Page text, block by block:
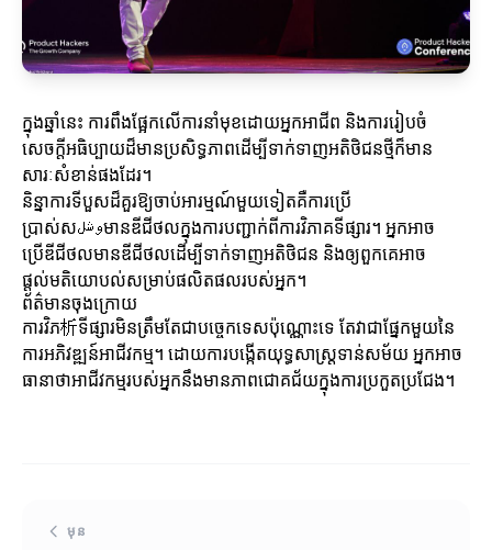
ក្នុងឆ្នាំនេះ ការពឹងផ្អែកលើការនាំមុខដោយអ្នកអាជីព និងការរៀបចំ
សេចក្តីអធិប្បាយដ៏មានប្រសិទ្ធភាពដើម្បីទាក់ទាញអតិថិជនថ្មីក៏មាន
សារៈសំខាន់ផងដែរ។
និន្នាការទីបួសដ៏គួរឱ្យចាប់អារម្មណ៍មួយទៀតគឺការប្រើ
ប្រាស់សوشلមានឌីជីថលក្នុងការបញ្ជាក់ពីការវិភាគទីផ្សារ។ អ្នកអាច
ប្រើឌីជីថលមានឌីជីថលដើម្បីទាក់ទាញអតិថិជន និងឲ្យពួកគេអាច
ផ្តល់មតិយោបល់សម្រាប់ផលិតផលរបស់អ្នក។
ព័ត៌មានចុងក្រោយ
ការវិភ析ទីផ្សារមិនត្រឹមតែជាបច្ចេកទេសប៉ុណ្ណោះទេ តែវាជាផ្នែកមួយនៃ
ការអភិវឌ្ឍន៍អាជីវកម្ម។ ដោយការបង្កើតយុទ្ធសាស្ត្រទាន់សម័យ អ្នកអាច
ធានាថាអាជីវកម្មរបស់អ្នកនឹងមានភាពជោគជ័យក្នុងការប្រកួតប្រជែង។
មុន